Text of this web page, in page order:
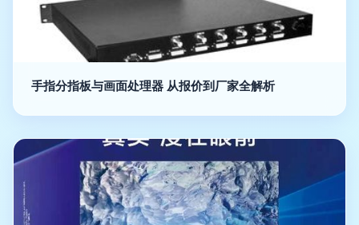
手指分指板与画面处理器 从报价到厂家全解析